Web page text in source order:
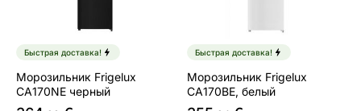
Быстрая доставка!
Морозильник Frigelux
CA170NE черный
Быстрая доставка!
Морозильник Frigelux
CA170BE, белый